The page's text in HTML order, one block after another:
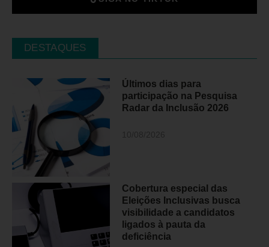
DESTAQUES
Últimos dias para
participação na Pesquisa
Radar da Inclusão 2026
Cobertura especial das
Eleições Inclusivas busca
visibilidade a candidatos
ligados à pauta da
deficiência